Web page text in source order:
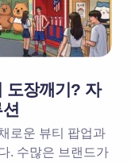
도장깨기? 자
로운 뷰티 팝업과
. 수많은 브랜드가